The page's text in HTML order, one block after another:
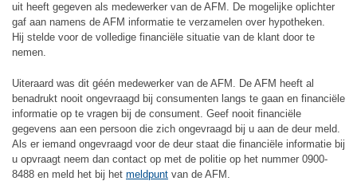
uit heeft gegeven als medewerker van de AFM. De mogelijke oplichter
gaf aan namens de AFM informatie te verzamelen over hypotheken.
Hij stelde voor de volledige financiële situatie van de klant door te
nemen.
Uiteraard was dit géén medewerker van de AFM. De AFM heeft al
benadrukt nooit ongevraagd bij consumenten langs te gaan en financiële
informatie op te vragen bij de consument. Geef nooit financiële
gegevens aan een persoon die zich ongevraagd bij u aan de deur meld.
Als er iemand ongevraagd voor de deur staat die financiële informatie bij
u opvraagt neem dan contact op met de politie op het nummer 0900-
8488 en meld het bij het meldpunt van de AFM.